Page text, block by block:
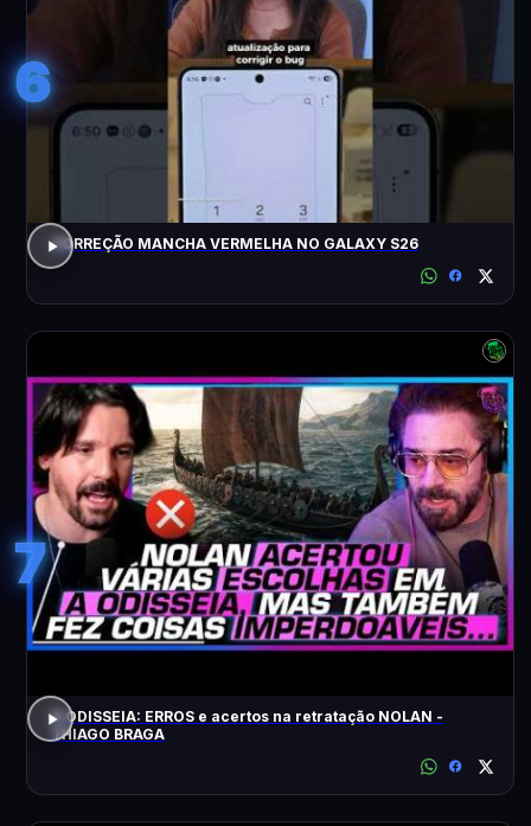
6
CORREÇÃO MANCHA VERMELHA NO GALAXY S26
7
A ODISSEIA: ERROS e acertos na retratação NOLAN -
THIAGO BRAGA